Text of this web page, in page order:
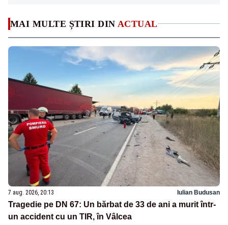
MAI MULTE ȘTIRI DIN ACTUAL
7 aug. 2026, 20:13 Iulian Budusan
Tragedie pe DN 67: Un bărbat de 33 de ani a murit într-
un accident cu un TIR, în Vâlcea